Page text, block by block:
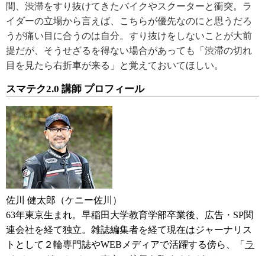
間、渋滞をすり抜けてきたバイクやスクーターと衝突。ラ
イダーの立場から言えば、こちらが優先なのにと思うだろ
うが痛い目に合うのは自分。すり抜けをしないことが大前
提だが、そうせざるを得ない場合があっても「渋滞の切れ
目を見たら右折車が来る」と覚えておいてほしい。
スマテク2.0 講師 プロフィール
佐川 健太郎（ケニー佐川）
63年東京生まれ。早稲田大学教育学部卒業後、広告・SP関
連会社を経て独立。雑誌編集者を経て現在はジャーナリス
トとして２輪専門誌やWEBメディアで活躍する傍ら、「 ラ